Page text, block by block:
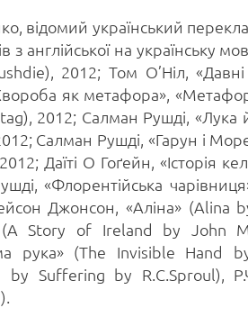
відомий український
з англійської на
2012; Том О’Ніл,
як метафора»,
2012; Салман Рушді,
Салман Рушді, «Гарун і
Даїті О Гоґейн, «Історія
«Флорентійська
Джонсон, «Аліна» (Alina
(A Story of Ireland by John
рука» (The Invisible Hand
by Suffering by R.C.Sproul),